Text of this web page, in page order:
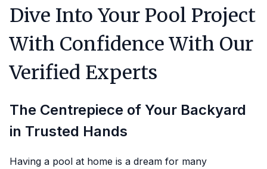
Dive Into Your Pool Project
With Confidence With Our
Verified Experts
The Centrepiece of Your Backyard
in Trusted Hands
Having a pool at home is a dream for many